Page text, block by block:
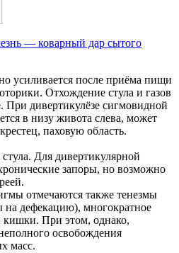
— коварный дар сытого
усиливается после приёма пищи
Отхождение стула и газов
При дивертикулёзе сигмовидной
в низу живота слева, может
паховую область.
Для дивертикулярной
запоры, но возможно
отмечаются также тенезмы
на дефекацию), многократное
При этом, однако,
освобождения
масс.